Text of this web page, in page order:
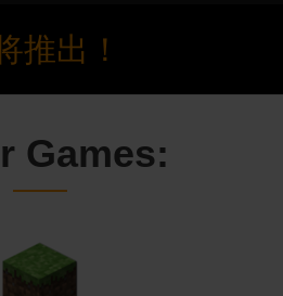
推出！
Games: